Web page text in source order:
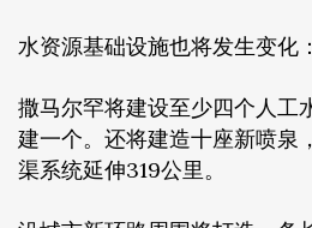
水资源基础设施也将发生变化：
撒马尔罕将建设至少四个人工
建一个。还将建造十座新喷泉
渠系统延伸319公里。